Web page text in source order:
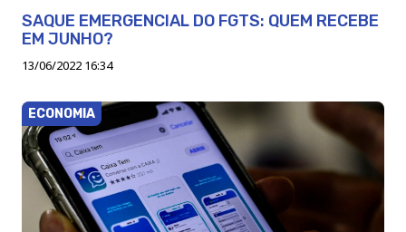
SAQUE EMERGENCIAL DO FGTS: QUEM RECEBE
EM JUNHO?
13/06/2022 16:34
ECONOMIA